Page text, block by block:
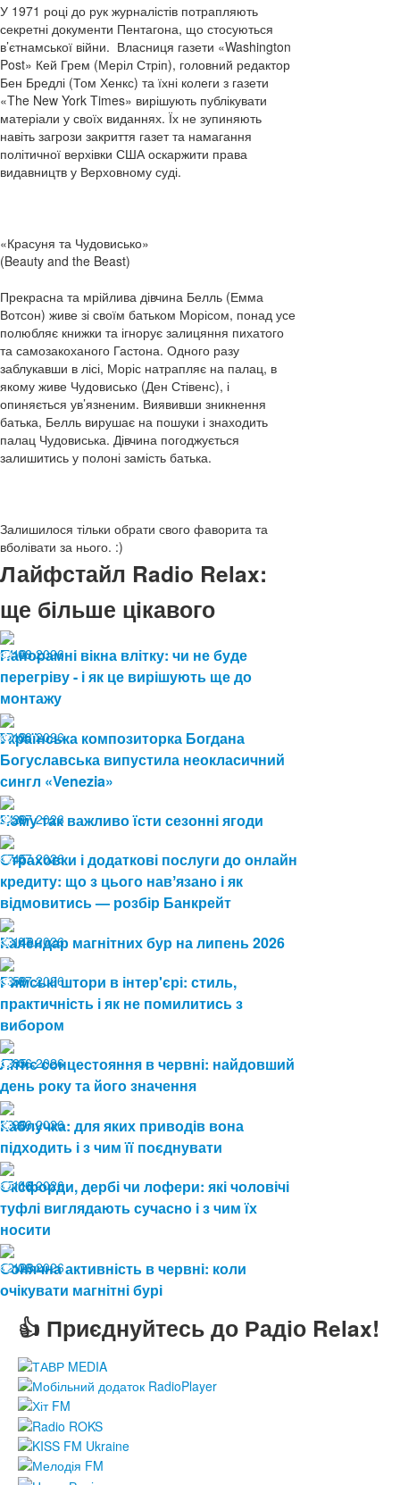
У 1971 році до рук журналістів потрапляють
секретні документи Пентагона, що стосуються
в’єтнамської війни. Власниця газети «Washington
Post» Кей Грем (Меріл Стріп), головний редактор
Бен Бредлі (Том Хенкс) та їхні колеги з газети
«The New York Times» вирішують публікувати
матеріали у своїх виданнях. Їх не зупиняють
навіть загрози закриття газет та намагання
політичної верхівки США оскаржити права
видавництв у Верховному суді.
«Красуня та Чудовисько»
(Beauty and the Beast)
Прекрасна та мрійлива дівчина Белль (Емма
Вотсон) живе зі своїм батьком Морісом, понад усе
полюбляє книжки та ігнорує залицяння пихатого
та самозакоханого Гастона. Одного разу
заблукавши в лісі, Моріс натрапляє на палац, в
якому живе Чудовисько (Ден Стівенс), і
опиняється ув’язненим. Виявивши зникнення
батька, Белль вирушає на пошуки і знаходить
палац Чудовиська. Дівчина погоджується
залишитись у полоні замість батька.
Залишилося тільки обрати свого фаворита та
вболівати за нього. :)
Лайфстайл Radio Relax:
ще більше цікавого
04.08.2026
13
Панорамні вікна влітку: чи не буде
перегріву - і як це вирішують ще до
монтажу
03.08.2026
19
Українська композиторка Богдана
Богуславська випустила неокласичний
сингл «Venezia»
24.07.2026
29
Чому так важливо їсти сезонні ягоди
17.07.2026
45
Страховки і додаткові послуги до онлайн
кредиту: що з цього навʼязано і як
відмовитись — розбір Банкрейт
13.07.2026
149
Календар магнітних бур на липень 2026
08.07.2026
58
Римські штори в інтер'єрі: стиль,
практичність і як не помилитись з
вибором
19.06.2026
85
Літнє сонцестояння в червні: найдовший
день року та його значення
19.06.2026
90
Каблучка: для яких приводів вона
підходить і з чим її поєднувати
15.06.2026
116
Оксфорди, дербі чи лофери: які чоловічі
туфлі виглядають сучасно і з чим їх
носити
12.06.2026
128
Сонячна активність в червні: коли
очікувати магнітні бурі
👍 Приєднуйтесь до Радіо Relax!